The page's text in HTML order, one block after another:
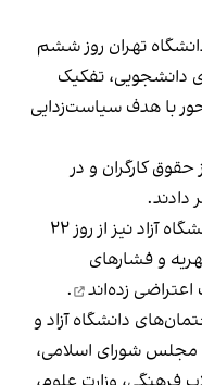
تهران روز ششم
دانشجویی، تفکیک
با هدف سیاست‌زدایی
کارگران و در
دادند.
دانشجویان رشته‌های علوم پزشکی دانشگاه آزاد نیز از روز ۲۲
۲۰۰ درصدی شهریه و فشارهای
زده‌اند
.
دانشگاه آزاد و
مجلس شورای اسلامی،